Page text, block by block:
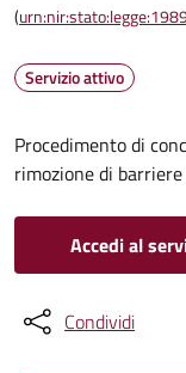
(
Servizio attivo
Procedimento di
rimozione di
Accedi al
Condividi